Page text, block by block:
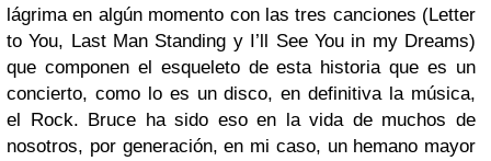
lágrima en algún momento con las tres canciones (Letter
to You, Last Man Standing y I’ll See You in my Dreams)
que componen el esqueleto de esta historia que es un
concierto, como lo es un disco, en definitiva la música,
el Rock. Bruce ha sido eso en la vida de muchos de
nosotros, por generación, en mi caso, un hemano mayor